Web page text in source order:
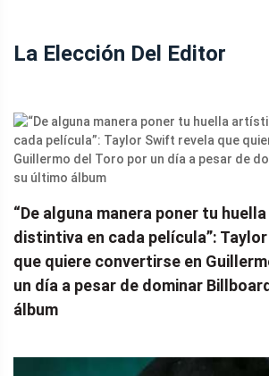
La Elección Del Editor
“De alguna manera poner tu
distintiva en cada película”:
que quiere convertirse en
un día a pesar de dominar
álbum